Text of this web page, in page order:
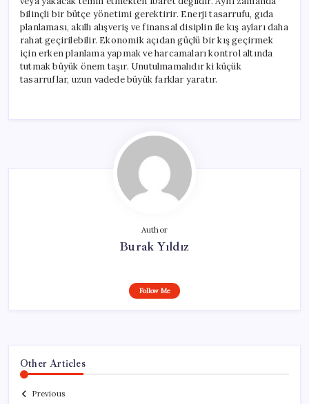
bilinçli bir bütçe yönetimi gerektirir. Enerji tasarrufu, gıda
planlaması, akıllı alışveriş ve finansal disiplin ile kış ayları daha
rahat geçirilebilir. Ekonomik açıdan güçlü bir kış geçirmek
için erken planlama yapmak ve harcamaları kontrol altında
tutmak büyük önem taşır. Unutulmamalıdır ki küçük
tasarruflar, uzun vadede büyük farklar yaratır.
Author
Burak Yıldız
Follow Me
Other Articles
Previous